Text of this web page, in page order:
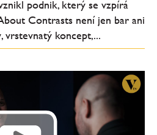
podnik, který se vzpírá
Contrasts není jen bar ani
vrstevnatý koncept,...